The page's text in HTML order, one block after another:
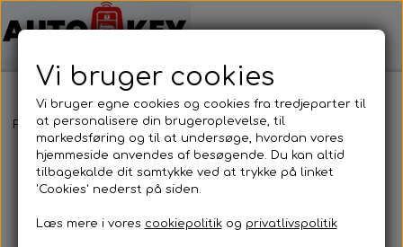
Forside Bilnøgler Nissan Nøgleblad Nøgleblad
Vi bruger cookies
Vi bruger egne cookies og cookies fra tredjeparter til
at personalisere din brugeroplevelse, til
markedsføring og til at undersøge, hvordan vores
hjemmeside anvendes af besøgende. Du kan altid
tilbagekalde dit samtykke ved at trykke på linket
'Cookies' nederst på siden.
Læs mere i vores cookiepolitikog privatlivspolitik